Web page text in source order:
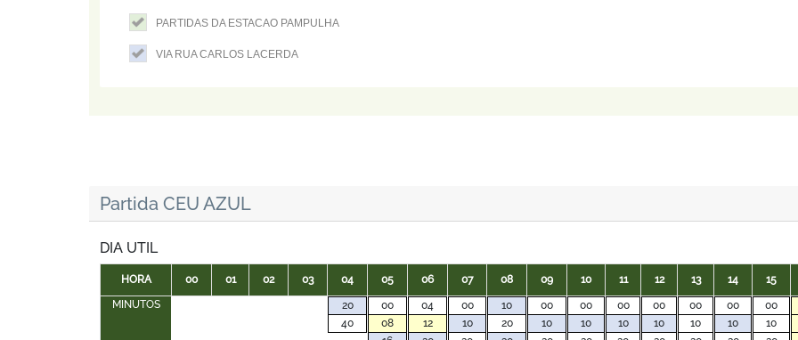
PARTIDAS DA ESTACAO PAMPULHA
VIA RUA CARLOS LACERDA
Partida CEU AZUL
DIA UTIL
HORA 00 01 02 03 04 05 06 07 08 09 10 11 12 13 14 15
MINUTOS
20
40
00
08
04
12
00
10
10
20
00
10
00
10
00
10
00
10
00
10
00
10
00
10